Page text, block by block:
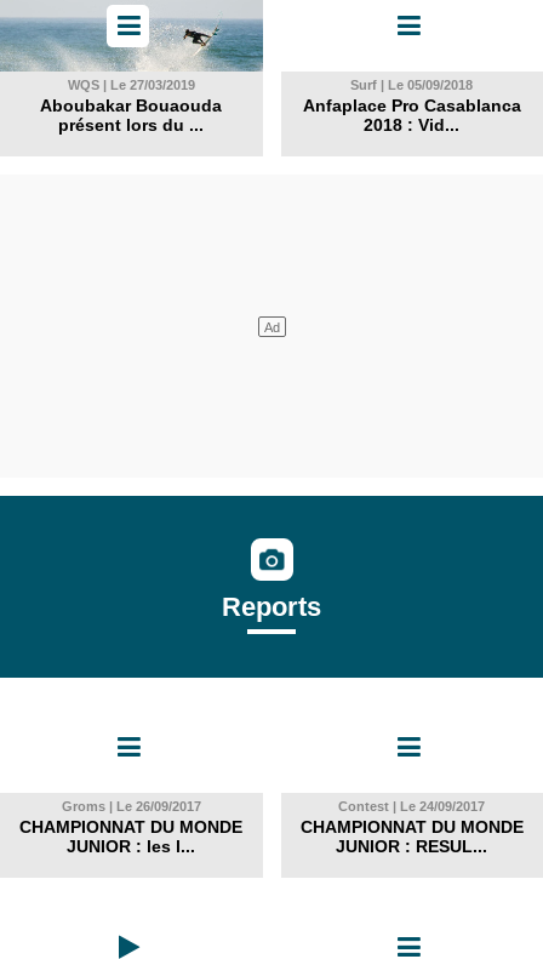
WQS | Le 27/03/2019
Aboubakar Bouaouda
présent lors du ...
Surf | Le 05/09/2018
Anfaplace Pro Casablanca
2018 : Vid...
Reports
Groms | Le 26/09/2017
CHAMPIONNAT DU MONDE
JUNIOR : les l...
Contest | Le 24/09/2017
CHAMPIONNAT DU MONDE
JUNIOR : RESUL...